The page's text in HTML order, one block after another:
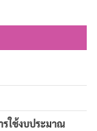
รใช้งบประมาณ